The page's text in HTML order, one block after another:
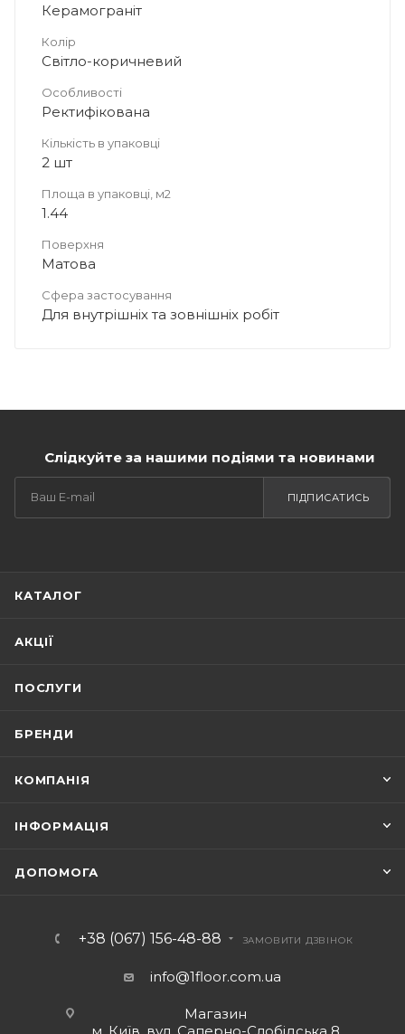
Керамограніт
Колір
Світло-коричневий
Особливості
Ректифікована
Кількість в упаковці
2 шт
Площа в упаковці, м2
1.44
Поверхня
Матова
Сфера застосування
Для внутрішніх та зовнішніх робіт
Слідкуйте за нашими подіями та новинами
ПІДПИСАТИСЬ
КАТАЛОГ
АКЦІЇ
ПОСЛУГИ
БРЕНДИ
КОМПАНІЯ
ІНФОРМАЦІЯ
ДОПОМОГА
+38 (067) 156-48-88 ЗАМОВИТИ ДЗВІНОК
info@1floor.com.ua
Магазин